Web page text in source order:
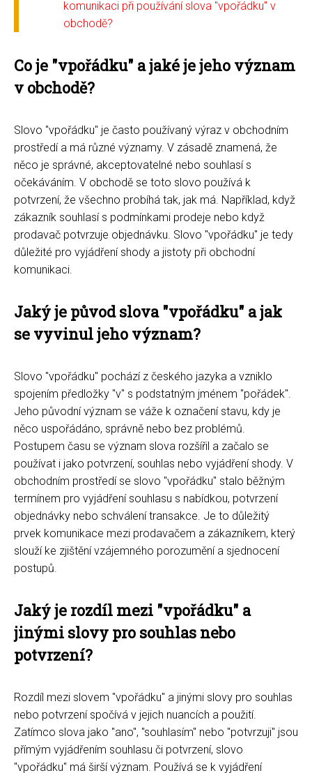
komunikaci při používání slova "vpořádku" v
obchodě?
Co je "vpořádku" a jaké je jeho význam
v obchodě?
Slovo "vpořádku" je často používaný výraz v obchodním
prostředí a má různé významy. V zásadě znamená, že
něco je správné, akceptovatelné nebo souhlasí s
očekáváním. V obchodě se toto slovo používá k
potvrzení, že všechno probíhá tak, jak má. Například, když
zákazník souhlasí s podmínkami prodeje nebo když
prodavač potvrzuje objednávku. Slovo "vpořádku" je tedy
důležité pro vyjádření shody a jistoty při obchodní
komunikaci.
Jaký je původ slova "vpořádku" a jak
se vyvinul jeho význam?
Slovo "vpořádku" pochází z českého jazyka a vzniklo
spojením předložky "v" s podstatným jménem "pořádek".
Jeho původní význam se váže k označení stavu, kdy je
něco uspořádáno, správně nebo bez problémů.
Postupem času se význam slova rozšířil a začalo se
používat i jako potvrzení, souhlas nebo vyjádření shody. V
obchodním prostředí se slovo "vpořádku" stalo běžným
termínem pro vyjádření souhlasu s nabídkou, potvrzení
objednávky nebo schválení transakce. Je to důležitý
prvek komunikace mezi prodavačem a zákazníkem, který
slouží ke zjištění vzájemného porozumění a sjednocení
postupů.
Jaký je rozdíl mezi "vpořádku" a
jinými slovy pro souhlas nebo
potvrzení?
Rozdíl mezi slovem "vpořádku" a jinými slovy pro souhlas
nebo potvrzení spočívá v jejich nuancích a použití.
Zatímco slova jako "ano", "souhlasím" nebo "potvrzuji" jsou
přímým vyjádřením souhlasu či potvrzení, slovo
"vpořádku" má širší význam. Používá se k vyjádření